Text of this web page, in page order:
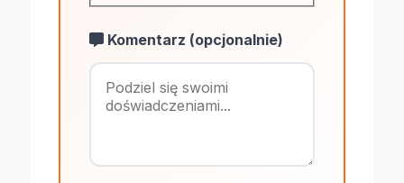
Komentarz (opcjonalnie)
Maksymalnie